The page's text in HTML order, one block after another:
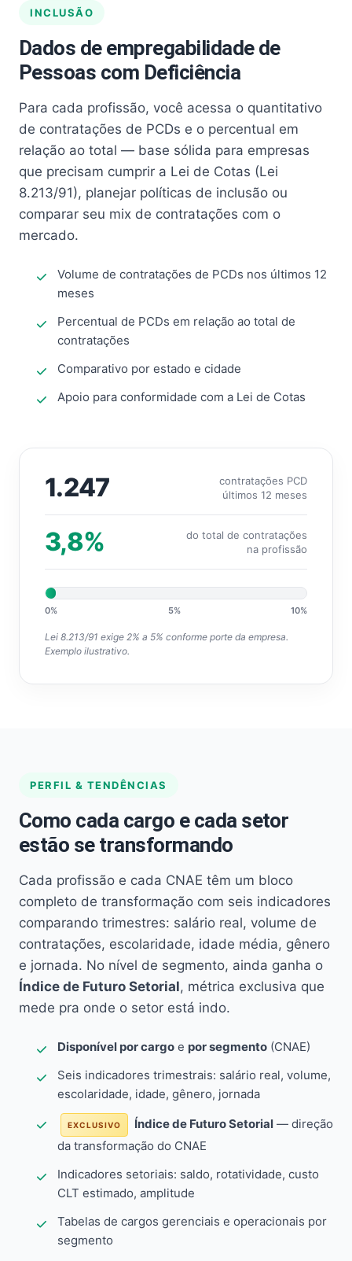
INCLUSÃO
Dados de empregabilidade de
Pessoas com Deficiência
Para cada profissão, você acessa o quantitativo
de contratações de PCDs e o percentual em
relação ao total — base sólida para empresas
que precisam cumprir a Lei de Cotas (Lei
8.213/91), planejar políticas de inclusão ou
comparar seu mix de contratações com o
mercado.
Volume de contratações de PCDs nos últimos 12
meses
Percentual de PCDs em relação ao total de
contratações
Comparativo por estado e cidade
Apoio para conformidade com a Lei de Cotas
1.247
contratações PCD
últimos 12 meses
3,8%
do total de contratações
na profissão
0% 5% 10%
Lei 8.213/91 exige 2% a 5% conforme porte da empresa.
Exemplo ilustrativo.
PERFIL & TENDÊNCIAS
Como cada cargo e cada setor
estão se transformando
Cada profissão e cada CNAE têm um bloco
completo de transformação com seis indicadores
comparando trimestres: salário real, volume de
contratações, escolaridade, idade média, gênero
e jornada. No nível de segmento, ainda ganha o
Índice de Futuro Setorial, métrica exclusiva que
mede pra onde o setor está indo.
Disponível por cargo e por segmento (CNAE)
Seis indicadores trimestrais: salário real, volume,
escolaridade, idade, gênero, jornada
EXCLUSIVO Índice de Futuro Setorial — direção
da transformação do CNAE
Indicadores setoriais: saldo, rotatividade, custo
CLT estimado, amplitude
Tabelas de cargos gerenciais e operacionais por
segmento